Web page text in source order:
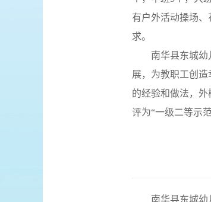
有户外活动操场
求。
南华县东城
展，为教职工创
的经验和做法，
评为“一级二等示范
南华县东城幼